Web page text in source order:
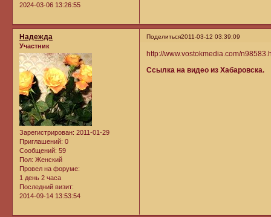
2024-03-06 13:26:55
Поделиться2011-03-12 03:39:09
Надежда
Участник
Зарегистрирован: 2011-01-29
Приглашений: 0
Сообщений: 59
Пол: Женский
Провел на форуме:
1 день 2 часа
Последний визит:
2014-09-14 13:53:54
http://www.vostokmedia.com/
Ссылка на видео из Хабаровска.